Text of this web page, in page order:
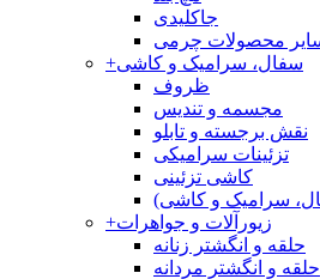
جاکلیدی
محصولات چرمی
+سفال، سرامیک و کاشی
ظروف
مجسمه و تندیس
نقش برجسته و تابلو
تزئینات سرامیکی
کاشی تزئینی
سرامیک و کاشی)
+زیورآلات و جواهرات
حلقه و انگشتر زنانه
حلقه و انگشتر مردانه